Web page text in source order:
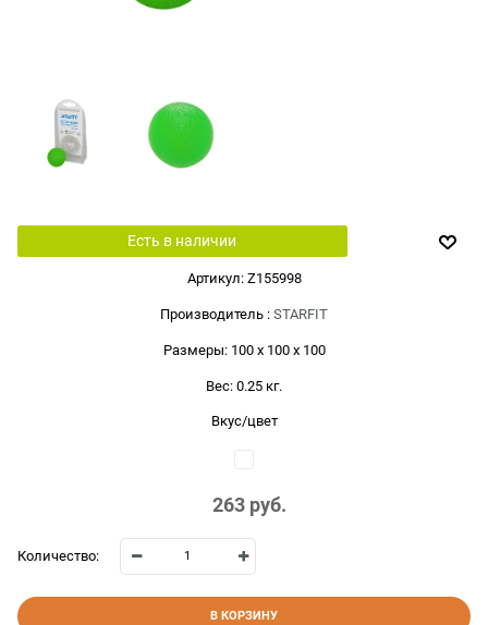
Есть в наличии
Артикул: Z155998
Производитель : STARFIT
Размеры: 100 x 100 x 100
Вес: 0.25 кг.
Вкус/цвет
263 руб.
Количество:
В КОРЗИНУ